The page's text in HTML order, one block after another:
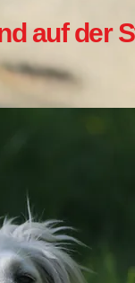
auf der